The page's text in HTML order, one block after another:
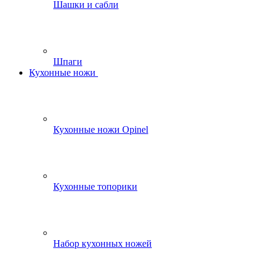
Шашки и сабли
Шпаги
Кухонные ножи
Кухонные ножи Opinel
Кухонные топорики
Набор кухонных ножей